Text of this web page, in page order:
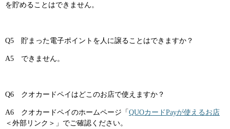
を貯めることはできません。
Q5 貯まった電子ポイントを人に譲ることはできますか？
A5 できません。
Q6 クオカードペイはどこのお店で使えますか？
A6 クオカードペイのホームページ「QUOカードPayが使えるお店
＜外部リンク＞ 」でご確認ください。